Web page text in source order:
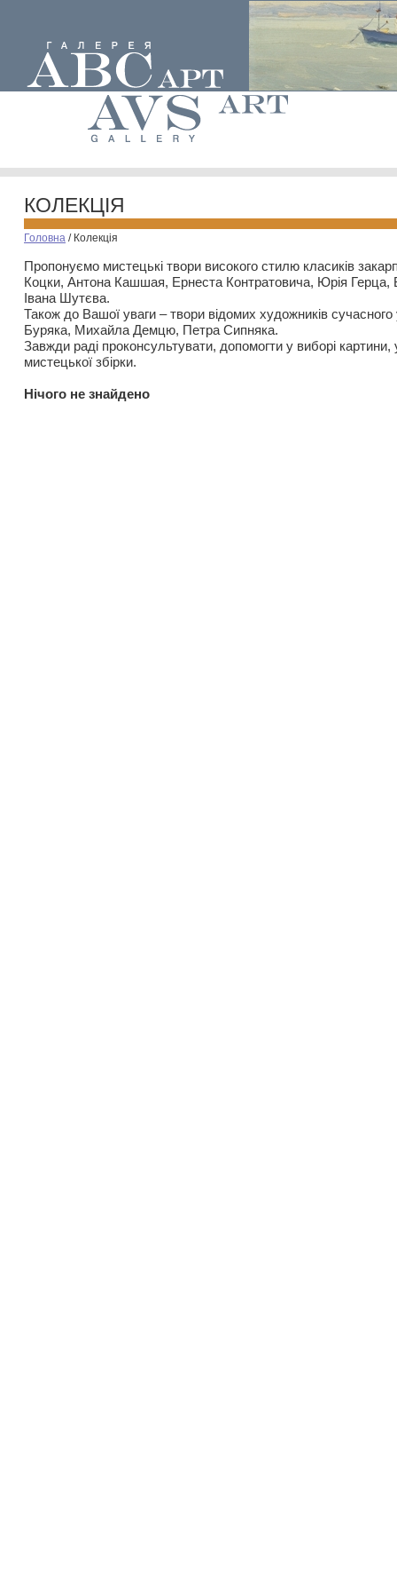
КОЛЕКЦІЯ
Головна / Колекція
Пропонуємо мистецькі твори високого стилю класиків
Коцки, Антона Кашшая, Ернеста Контратовича, Юрія
Івана Шутєва.
Також до Вашої уваги – твори відомих художників
Буряка, Михайла Демцю, Петра Сипняка.
Завжди раді проконсультувати, допомогти у виборі картини,
мистецької збірки.
Нiчого не знайдено